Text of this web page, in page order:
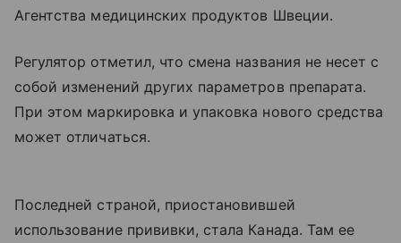
Агентства медицинских продуктов Швеции.
Регулятор отметил, что смена названия не несет с
собой изменений других параметров препарата.
При этом маркировка и упаковка нового средства
может отличаться.
Последней страной, приостановившей
использование прививки, стала Канада. Там ее